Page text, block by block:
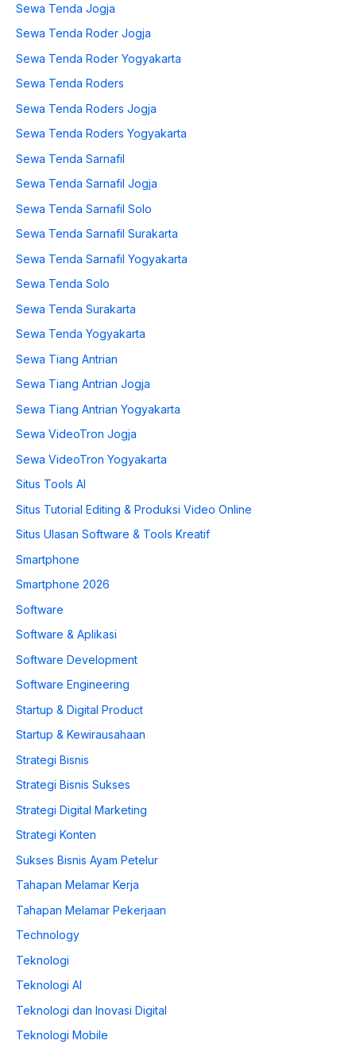
Sewa Tenda Jogja
Sewa Tenda Roder Jogja
Sewa Tenda Roder Yogyakarta
Sewa Tenda Roders
Sewa Tenda Roders Jogja
Sewa Tenda Roders Yogyakarta
Sewa Tenda Sarnafil
Sewa Tenda Sarnafil Jogja
Sewa Tenda Sarnafil Solo
Sewa Tenda Sarnafil Surakarta
Sewa Tenda Sarnafil Yogyakarta
Sewa Tenda Solo
Sewa Tenda Surakarta
Sewa Tenda Yogyakarta
Sewa Tiang Antrian
Sewa Tiang Antrian Jogja
Sewa Tiang Antrian Yogyakarta
Sewa VideoTron Jogja
Sewa VideoTron Yogyakarta
Situs Tools AI
Situs Tutorial Editing & Produksi Video Online
Situs Ulasan Software & Tools Kreatif
Smartphone
Smartphone 2026
Software
Software & Aplikasi
Software Development
Software Engineering
Startup & Digital Product
Startup & Kewirausahaan
Strategi Bisnis
Strategi Bisnis Sukses
Strategi Digital Marketing
Strategi Konten
Sukses Bisnis Ayam Petelur
Tahapan Melamar Kerja
Tahapan Melamar Pekerjaan
Technology
Teknologi
Teknologi AI
Teknologi dan Inovasi Digital
Teknologi Mobile